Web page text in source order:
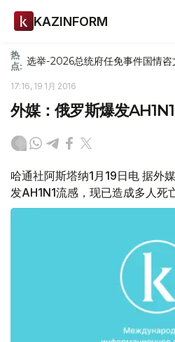
KAZINFORM
热
点: 选举-2026总统府任免事件国情咨
17:16, 19 1月 2016
外媒：俄罗斯爆发
哈通社阿斯塔纳1月19日电 据外
发AH1N1流感，现已造成多人死